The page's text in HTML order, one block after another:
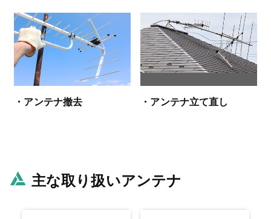
・アンテナ撤去 ・アンテナ立て直し
主な取り扱いアンテナ